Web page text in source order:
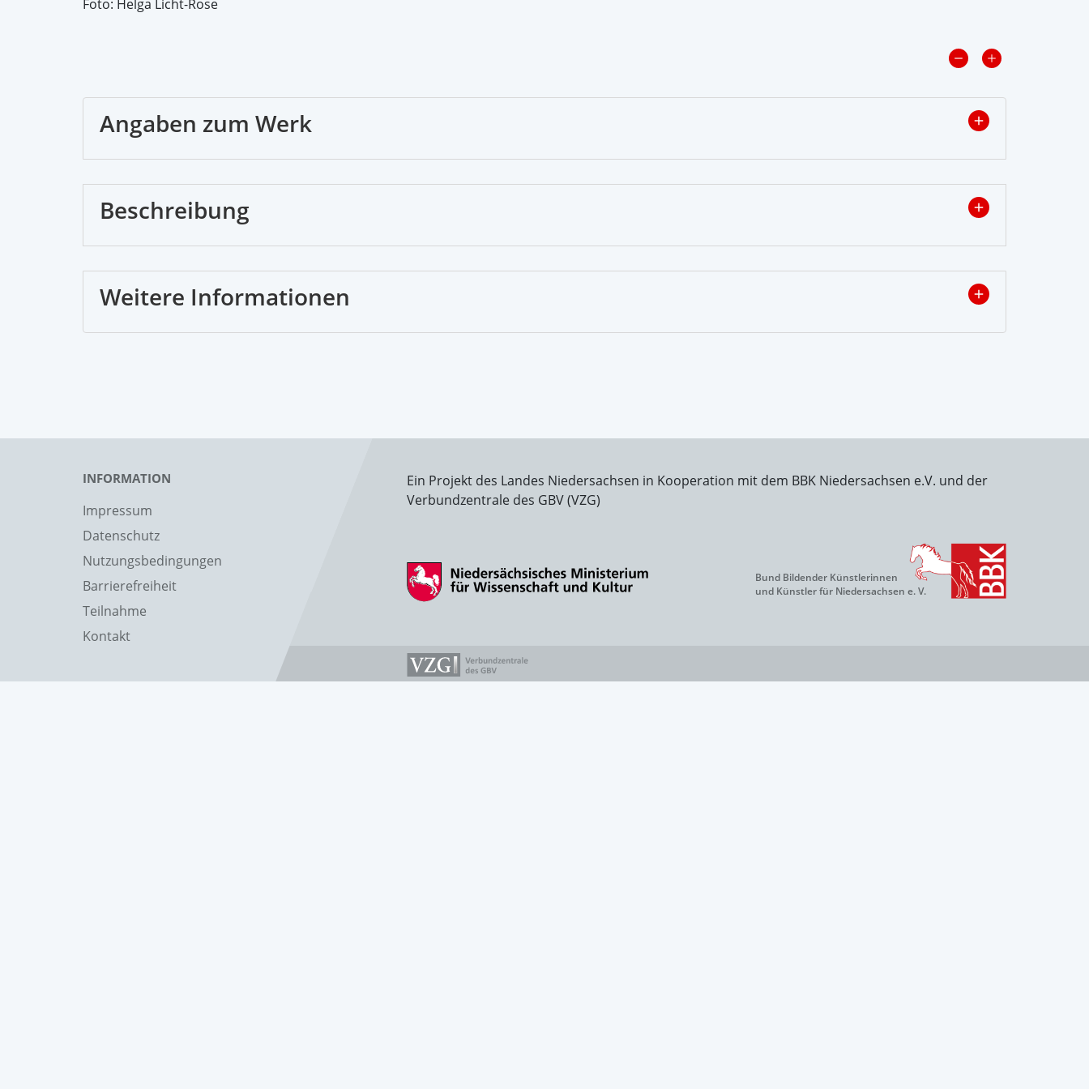
Foto: Helga Licht-Rose
Angaben zum Werk
Beschreibung
Weitere Informationen
INFORMATION
Impressum
Datenschutz
Nutzungsbedingungen
Barrierefreiheit
Teilnahme
Kontakt
Ein Projekt des Landes Niedersachsen in Kooperation mit dem BBK Niedersachsen e.V. und der
Verbundzentrale des GBV (VZG)
Bund Bildender Künstlerinnen
und Künstler für Niedersachsen e. V.